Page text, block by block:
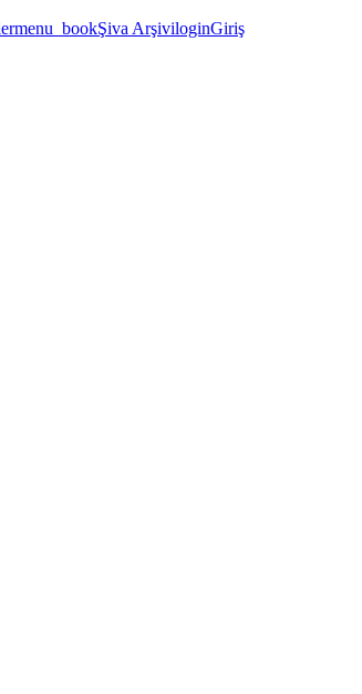
menu_bookŞiva ArşiviloginGiriş